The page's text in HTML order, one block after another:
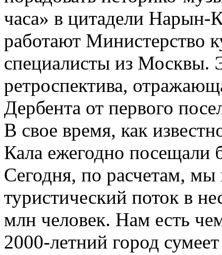
часа» в цитадели Нарын­-
работают Министерство
специалисты из Москвы.
ретроспектива,
Дербента от первого
В свое время, как
Кала ежегодно посещали
Сегодня, по расчетам,
туристический поток в
млн человек. Нам есть
2000-­летний город